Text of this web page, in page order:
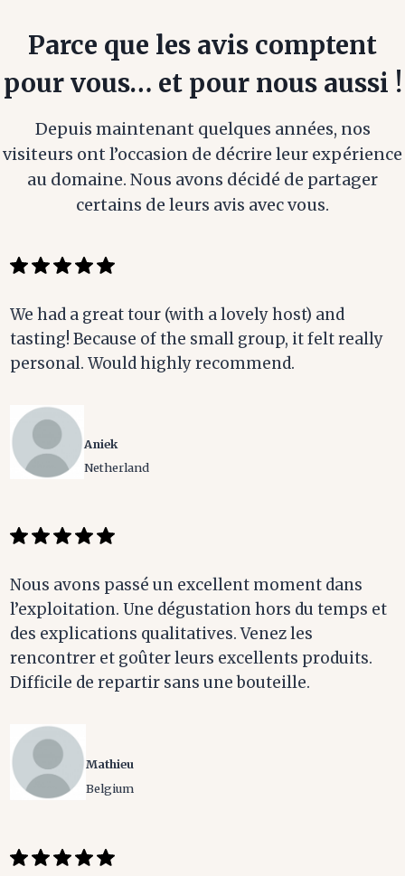
Parce que les avis comptent
pour vous… et pour nous aussi !
Depuis maintenant quelques années, nos
visiteurs ont l’occasion de décrire leur expérience
au domaine. Nous avons décidé de partager
certains de leurs avis avec vous.
We had a great tour (with a lovely host) and
tasting! Because of the small group, it felt really
personal. Would highly recommend.
Aniek
Netherland
Nous avons passé un excellent moment dans
l’exploitation. Une dégustation hors du temps et
des explications qualitatives. Venez les
rencontrer et goûter leurs excellents produits.
Difficile de repartir sans une bouteille.
Mathieu
Belgium